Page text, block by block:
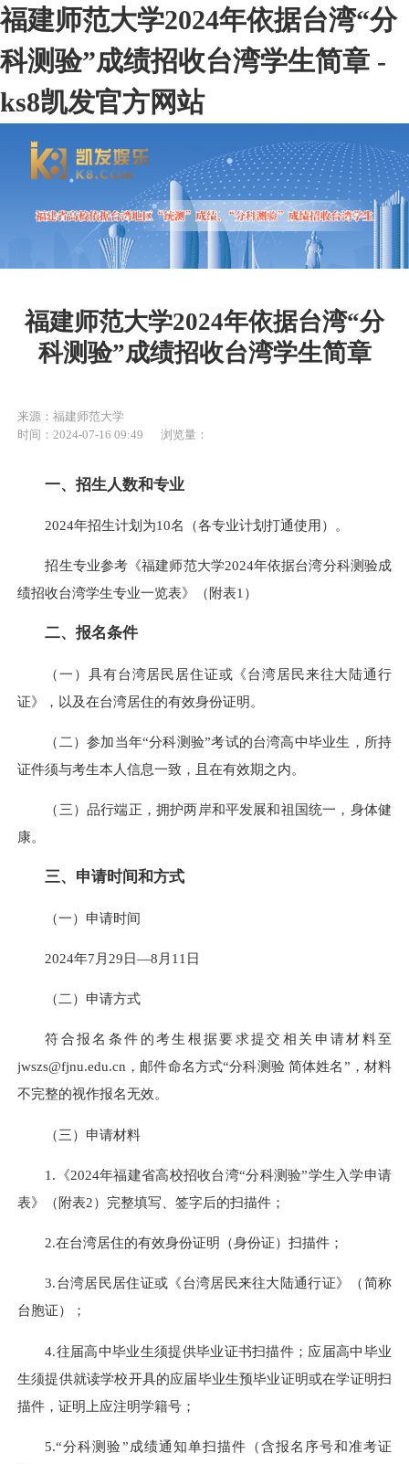
福建师范大学2024年依据台湾“分
科测验”成绩招收台湾学生简章 -
ks8凯发官方网站
福建师范大学2024年依据台湾“分
科测验”成绩招收台湾学生简章
来源：福建师范大学
时间：2024-07-16 09:49
浏览量：
一、招生人数和专业
2024年招生计划为10名（各专业计划打通使用）。
招生专业参考《福建师范大学2024年依据台湾分科测验成
绩招收台湾学生专业一览表》（附表1）
二、报名条件
（一）具有台湾居民居住证或《台湾居民来往大陆通行
证》，以及在台湾居住的有效身份证明。
（二）参加当年“分科测验”考试的台湾高中毕业生，所持
证件须与考生本人信息一致，且在有效期之内。
（三）品行端正，拥护两岸和平发展和祖国统一，身体健
康。
三、申请时间和方式
（一）申请时间
2024年7月29日―8月11日
（二）申请方式
符合报名条件的考生根据要求提交相关申请材料至
jwszs@fjnu.edu.cn ，邮件命名方式“分科测验 简体姓名”，材料
不完整的视作报名无效。
（三）申请材料
1.《2024年福建省高校招收台湾“分科测验”学生入学申请
表》（附表2）完整填写、签字后的扫描件；
2.在台湾居住的有效身份证明（身份证）扫描件；
3.台湾居民居住证或《台湾居民来往大陆通行证》（简称
台胞证）；
4.往届高中毕业生须提供毕业证书扫描件；应届高中毕业
生须提供就读学校开具的应届毕业生预毕业证明或在学证明扫
描件，证明上应注明学籍号；
5.“分科测验”成绩通知单扫描件（含报名序号和准考证